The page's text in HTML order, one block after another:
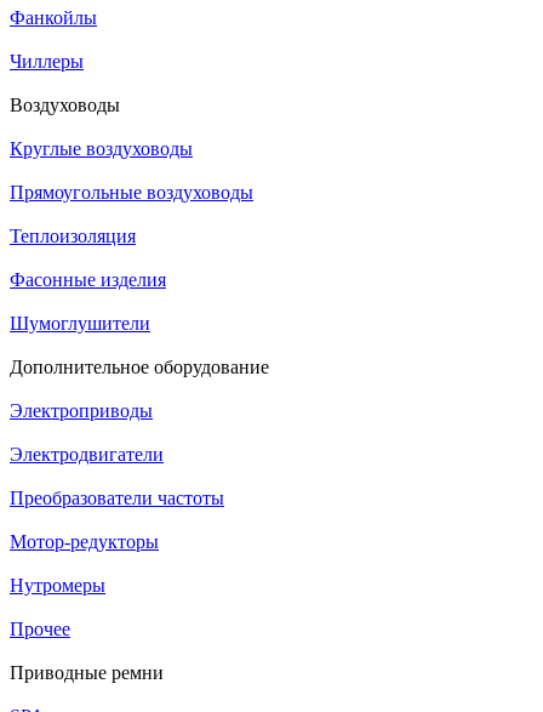
Фанкойлы
Чиллеры
Воздуховоды
Круглые воздуховоды
Прямоугольные воздуховоды
Теплоизоляция
Фасонные изделия
Шумоглушители
Дополнительное оборудование
Электроприводы
Электродвигатели
Преобразователи частоты
Мотор-редукторы
Нутромеры
Прочее
Приводные ремни